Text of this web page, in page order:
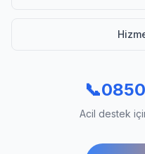
📞
Acil destek